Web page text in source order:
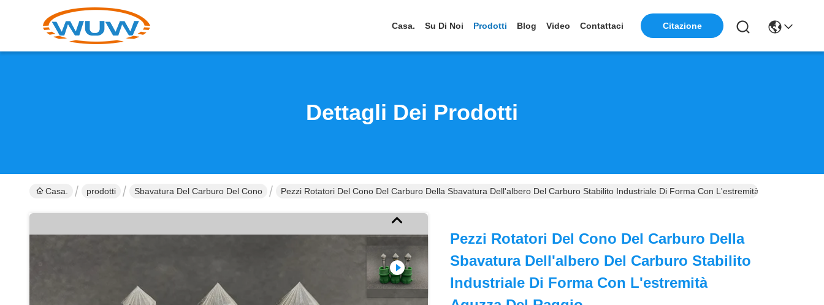
Casa. Su Di Noi Prodotti Blog Video Contattaci Citazione
Dettagli Dei Prodotti
Casa. prodotti Sbavatura Del Carburo Del Cono Pezzi Rotatori Del Cono Del Carburo Della Sbavatura Dell'albero Del Carburo Stabilito Industriale Di Forma Con L'estremità Aguzza Del
Pezzi Rotatori Del Cono Del Carburo Della
Sbavatura Dell'albero Del Carburo Stabilito
Industriale Di Forma Con L'estremità